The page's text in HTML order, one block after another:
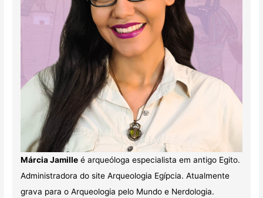
Márcia Jamilleé arqueóloga especialista em antigo Egito.
Administradora do site Arqueologia Egípcia. Atualmente
grava para o Arqueologia pelo Mundo e Nerdologia.